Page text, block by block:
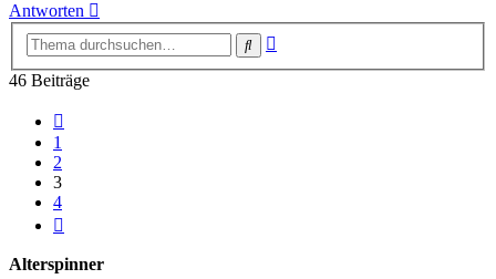
Antworten
Suche
46 Beiträge
1
2
3
4
Alterspinner